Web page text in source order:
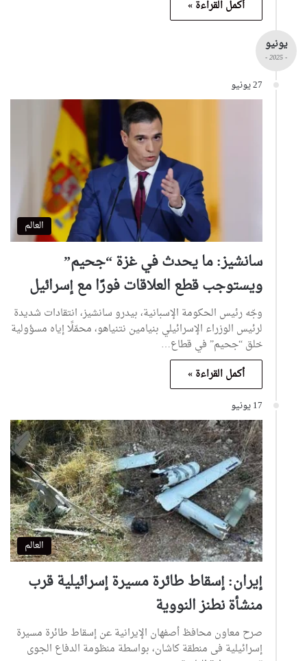
أكمل القراءة »
يونيو
- 2025 -
27 يونيو
العالم
سانشيز: ما يحدث في غزة “جحيم”
ويستوجب قطع العلاقات فورًا مع إسرائيل
وجّه رئيس الحكومة الإسبانية، بيدرو سانشيز، انتقادات شديدة
لرئيس الوزراء الإسرائيلي بنيامين نتنياهو، محمّلًا إياه مسؤولية
خلق “جحيم” في قطاع…
أكمل القراءة »
17 يونيو
العالم
إيران: إسقاط طائرة مسيرة إسرائيلية قرب
منشأة نطنز النووية
صرح معاون محافظ أصفهان الإيرانية عن إسقاط طائرة مسيرة
إسرائيلية فى منطقة كاشان، بواسطة منظومة الدفاع الجوى